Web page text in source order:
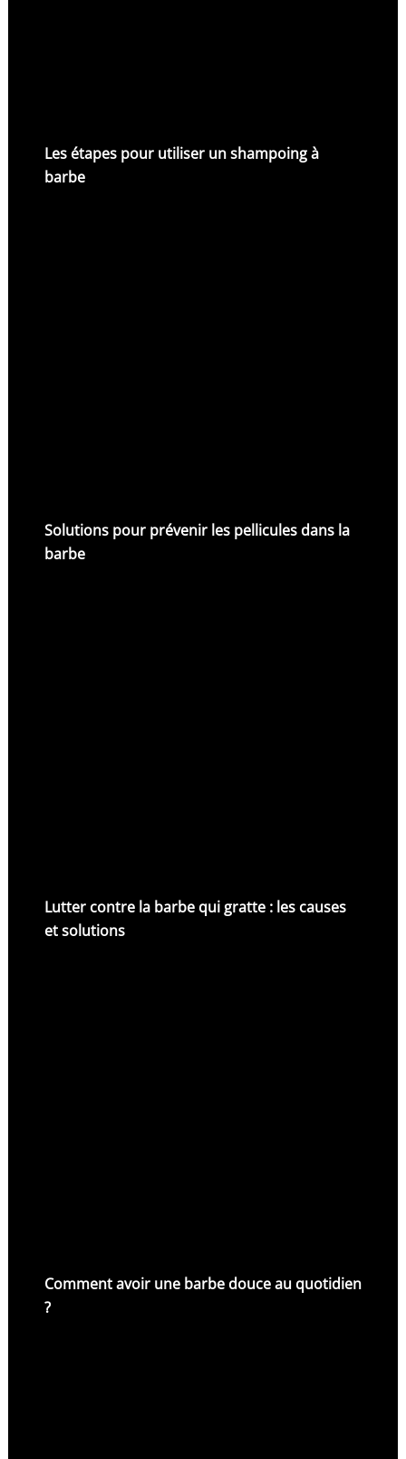
Les étapes pour utiliser un shampoing à
barbe
Solutions pour prévenir les pellicules dans la
barbe
Lutter contre la barbe qui gratte : les causes
et solutions
Comment avoir une barbe douce au quotidien
?